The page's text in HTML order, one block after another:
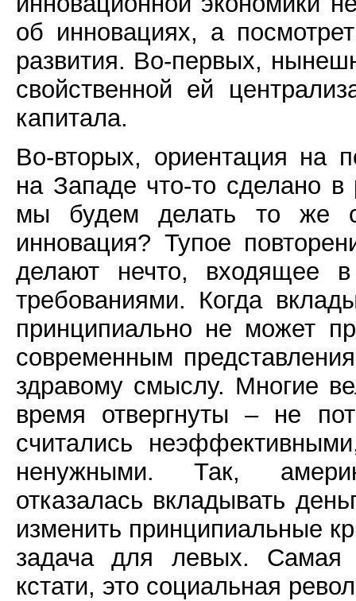
об инновациях, а
развития. Во-первых,
свойственной ей
капитала.
Во-вторых, ориентация на
на Западе что-то сделано
мы будем делать то же
инновация? Тупое
делают нечто, входящее в
требованиями. Когда
принципиально не может
современным
здравому смыслу. Многие
время отвергнуты – не
считались
ненужными. Так,
отказалась вкладывать
изменить принципиальные
задача для левых. Самая
кстати, это социальная